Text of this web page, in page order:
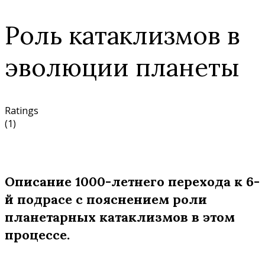
Роль катаклизмов в
эволюции планеты
Ratings
(1)
Описание 1000-летнего перехода к 6-
й подрасе с пояснением роли
планетарных катаклизмов в этом
процессе.